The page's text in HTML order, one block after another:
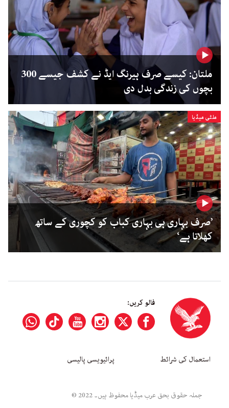
ملتان: کیسے صرف ہیرنگ ایڈ نے کشف جیسے 300
بچوں کی زندگی بدل دی
ملٹی میڈیا
’صرف بہاری ہی بہاری کباب کو کچوری کے ساتھ
کھلاتا ہے‘
فالو کریں:
استعمال کی شرائط پرائیویسی پالیسی
جملہ حقوق بحق عرب میڈیا محفوظ ہیں۔ 2022 ©